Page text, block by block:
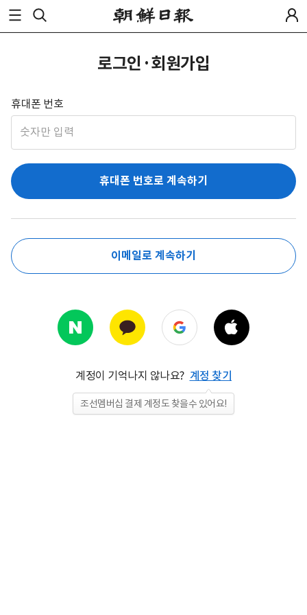
로그인·회원가입
휴대폰 번호
휴대폰 번호로 계속하기
이메일로 계속하기
계정이 기억나지 않나요? 계정 찾기
조선멤버십 결제 계정도 찾을수 있어요!